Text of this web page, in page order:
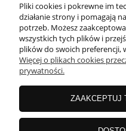
Pliki cookies i pokrewne im
działanie strony i pomagają
potrzeb. Możesz
wszystkich tych plików i
plików do swoich preferencji,
Więcej o plikach cookies
prywatności.
ZAAKCEPTUJ